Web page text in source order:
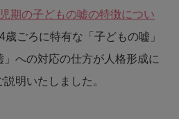
期の子どもの嘘の特徴につい
歳ごろに特有な「子どもの嘘」
への対応の仕方が人格形成に
明いたしました。